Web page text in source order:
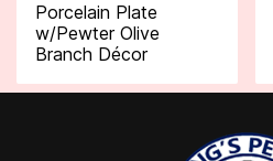
Porcelain Plate
w/Pewter Olive
Branch Décor